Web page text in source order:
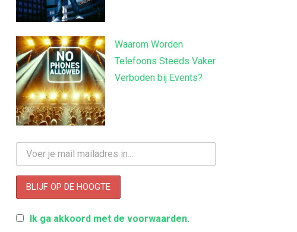
Waarom Worden
Telefoons Steeds Vaker
Verboden bij Events?
Ik ga akkoord met de voorwaarden.